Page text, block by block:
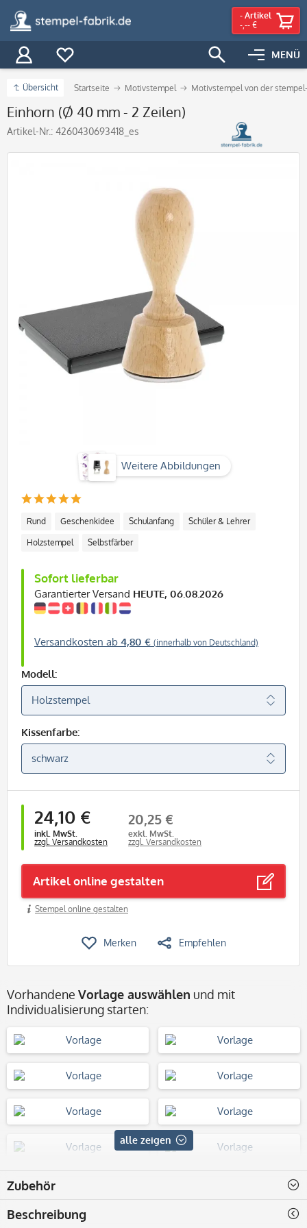
MENÜ
- Artikel
-,-- €
Übersicht Startseite Motivstempel Motivstempel von der
Einhorn (Ø 40 mm - 2 Zeilen)
Artikel-Nr.: 4260430693418_es
Weitere Abbildungen
Rund Geschenkidee Schulanfang Schüler & Lehrer
Holzstempel Selbstfärber
Sofort lieferbar
Garantierter Versand HEUTE, 06.08.2026
Versandkosten ab 4,80 € (innerhalb von Deutschland)
Modell:
Kissenfarbe:
24,10 €
inkl. MwSt.
zzgl. Versandkosten
20,25 €
exkl. MwSt.
zzgl. Versandkosten
Artikel online gestalten
Stempel online gestalten
Merken Empfehlen
Vorhandene Vorlage auswählen und mit
Individualisierung starten:
alle zeigen
Zubehör
Beschreibung